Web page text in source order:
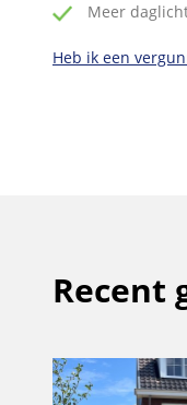
Meer
Heb ik een
Recent